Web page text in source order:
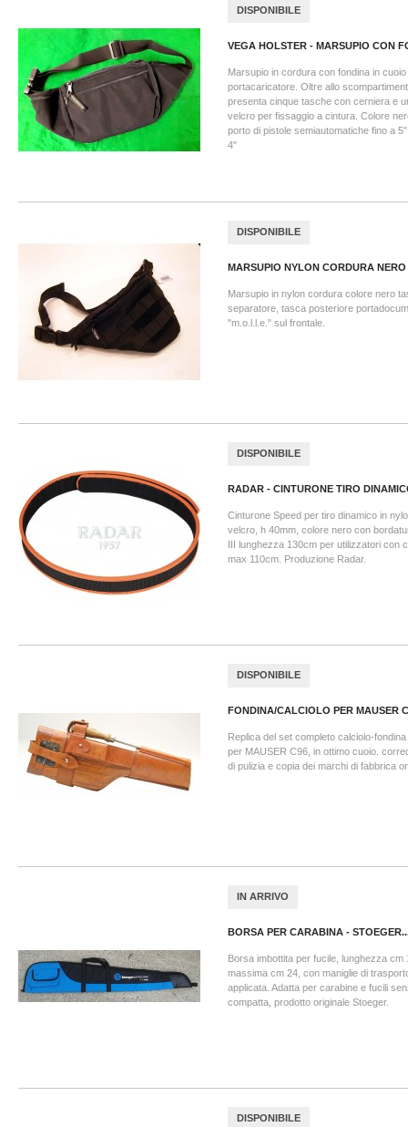
DISPONIBILE
VEGA HOLSTER - MARSUPIO CON
Marsupio in cordura con fondina in
portacaricatore. Oltre allo
presenta cinque tasche con cerniera e
velcro per fissaggio a cintura. Colore
porto di pistole semiautomatiche fino a
4"
DISPONIBILE
MARSUPIO NYLON CORDURA NERO
Marsupio in nylon cordura colore nero
separatore, tasca posteriore
"m.o.l.l.e." sul frontale.
DISPONIBILE
RADAR - CINTURONE TIRO
Cinturone Speed per tiro dinamico in
velcro, h 40mm, colore nero con
III lunghezza 130cm per utilizzatori con
max 110cm. Produzione Radar.
DISPONIBILE
FONDINA/CALCIOLO PER MAUSER
Replica del set completo calciolo-
per MAUSER C96, in ottimo cuoio.
di pulizia e copia dei marchi di fabbrica
IN ARRIVO
BORSA PER CARABINA -
Borsa imbottita per fucile, lunghezza cm
massima cm 24, con maniglie di
applicata. Adatta per carabine e fucili
compatta, prodotto originale Stoeger.
DISPONIBILE